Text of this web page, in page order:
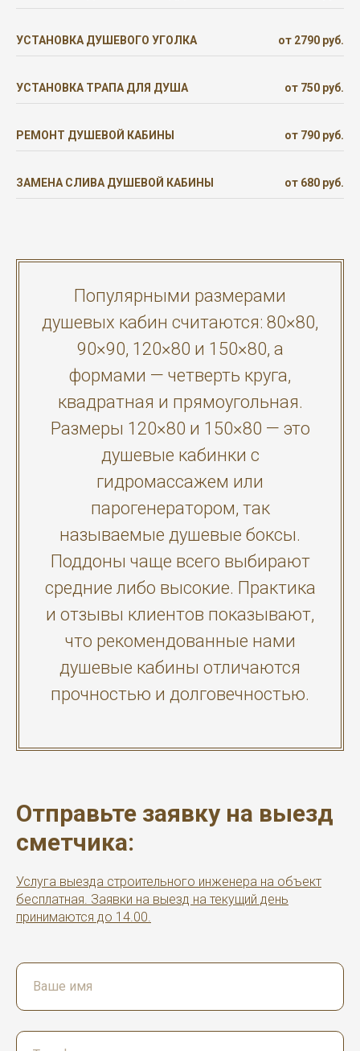
УСТАНОВКА ДУШЕВОГО УГОЛКА от 2790 руб.
УСТАНОВКА ТРАПА ДЛЯ ДУША от 750 руб.
РЕМОНТ ДУШЕВОЙ КАБИНЫ от 790 руб.
ЗАМЕНА СЛИВА ДУШЕВОЙ КАБИНЫ от 680 руб.
Популярными размерами
душевых кабин считаются: 80×80,
90×90, 120×80 и 150×80, а
формами — четверть круга,
квадратная и прямоугольная.
Размеры 120×80 и 150×80 — это
душевые кабинки с
гидромассажем или
парогенератором, так
называемые душевые боксы.
Поддоны чаще всего выбирают
средние либо высокие. Практика
и отзывы клиентов показывают,
что рекомендованные нами
душевые кабины отличаются
прочностью и долговечностью.
Отправьте заявку на выезд
сметчика:
Услуга выезда строительного инженера на объект
бесплатная. Заявки на выезд на текущий день
принимаются до 14.00.